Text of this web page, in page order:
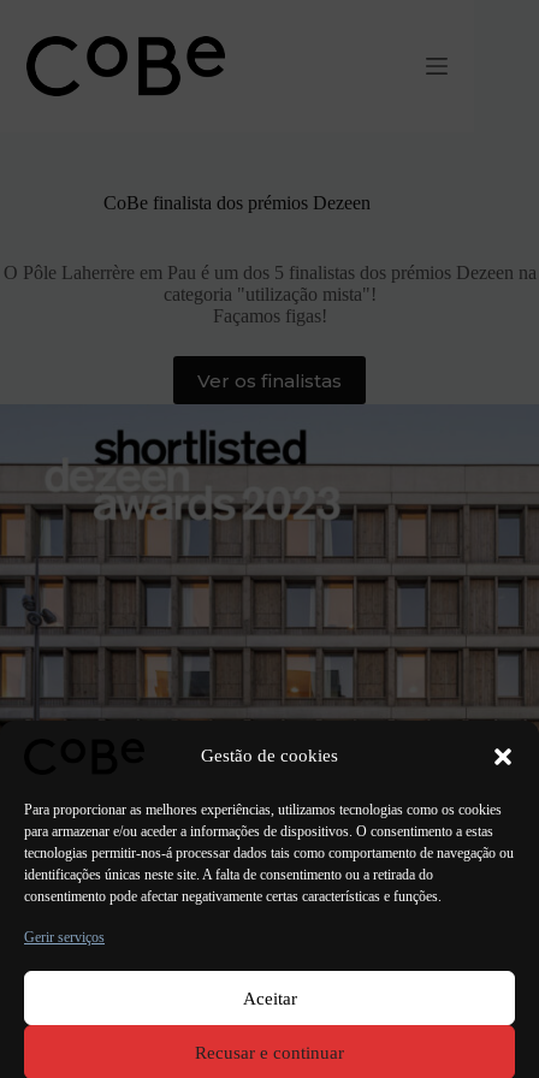
Gestão de cookies
Para proporcionar as melhores experiências, utilizamos tecnologias como os cookies
para armazenar e/ou aceder a informações de dispositivos. O consentimento a estas
tecnologias permitir-nos-á processar dados tais como comportamento de navegação ou
identificações únicas neste site. A falta de consentimento ou a retirada do
consentimento pode afectar negativamente certas características e funções.
Gerir serviços
Aceitar
Recusar e continuar
conteúdo
CoBe finalista dos prémios Dezeen
O Pôle Laherrère em Pau é um dos 5 finalistas dos prémios Dezeen na
categoria "utilização mista"!
Façamos figas!
Ver os finalistas
ANTERIOR PRÓXIMO
Lorient Porto Lisboa Valência